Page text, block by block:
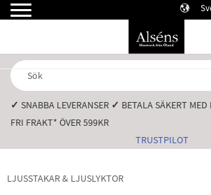
✓ SNABBA LEVERANSER️ ✓ BETALA SÄKERT
FRI FRAKT* ÖVER 599KR️
TRUSTPILOT
LJUSSTAKAR & LJUSLYKTOR